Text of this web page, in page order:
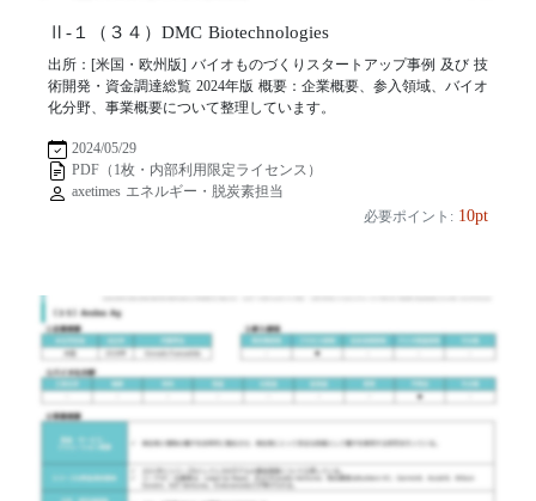
Ⅱ-１（３４）DMC Biotechnologies
出所：[米国・欧州版] バイオものづくりスタートアップ事例 及び 技
術開発・資金調達総覧 2024年版 概要：企業概要、参入領域、バイオ
化分野、事業概要について整理しています。
2024/05/29
PDF（1枚・内部利用限定ライセンス）
axetimes エネルギー・脱炭素担当
必要ポイント: 10pt